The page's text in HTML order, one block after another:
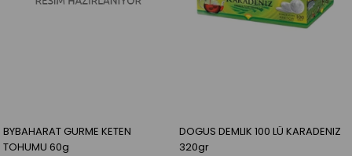
BYBAHARAT GURME KETEN
TOHUMU 60g
DOGUS DEMLIK 100 LÜ KARADENIZ
320gr